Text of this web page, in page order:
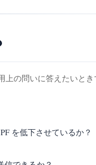
の問いに答えたいとき
を低下させているか？